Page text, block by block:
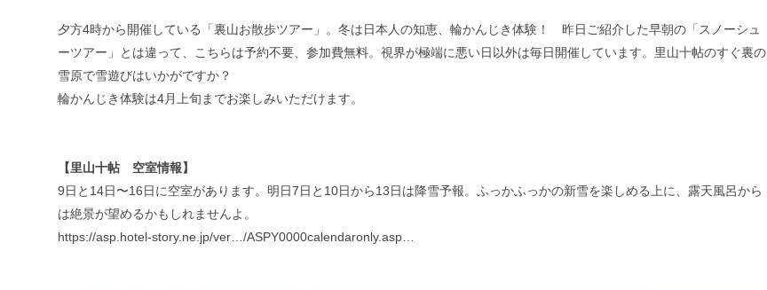
夕方4時から開催している「裏山お散歩ツアー」。冬は日本人の知恵、輪かんじき体験！ 昨日ご紹介した早朝の「スノーシュ
ーツアー」とは違って、こちらは予約不要、参加費無料。視界が極端に悪い日以外は毎日開催しています。里山十帖のすぐ裏の
雪原で雪遊びはいかがですか？
輪かんじき体験は4月上旬までお楽しみいただけます。
【里山十帖 空室情報】
9日と14日〜16日に空室があります。明日7日と10日から13日は降雪予報。ふっかふっかの新雪を楽しめる上に、露天風呂から
は絶景が望めるかもしれませんよ。
https://asp.hotel-story.ne.jp/ver…/ASPY0000calendaronly.asp…